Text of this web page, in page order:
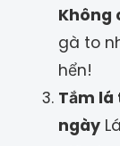
Không
gà to
hển!
Tắm lá
ngày